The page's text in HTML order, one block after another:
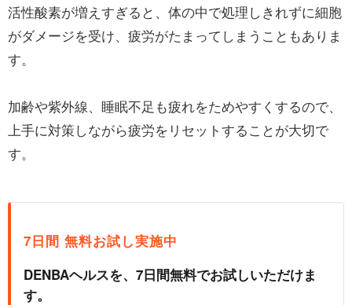
活性酸素が増えすぎると、体の中で処理しきれずに細胞
がダメージを受け、疲労がたまってしまうこともありま
す。
加齢や紫外線、睡眠不足も疲れをためやすくするので、
上手に対策しながら疲労をリセットすることが大切で
す。
7日間 無料お試し実施中
DENBAヘルスを、7日間無料でお試しいただけま
す。